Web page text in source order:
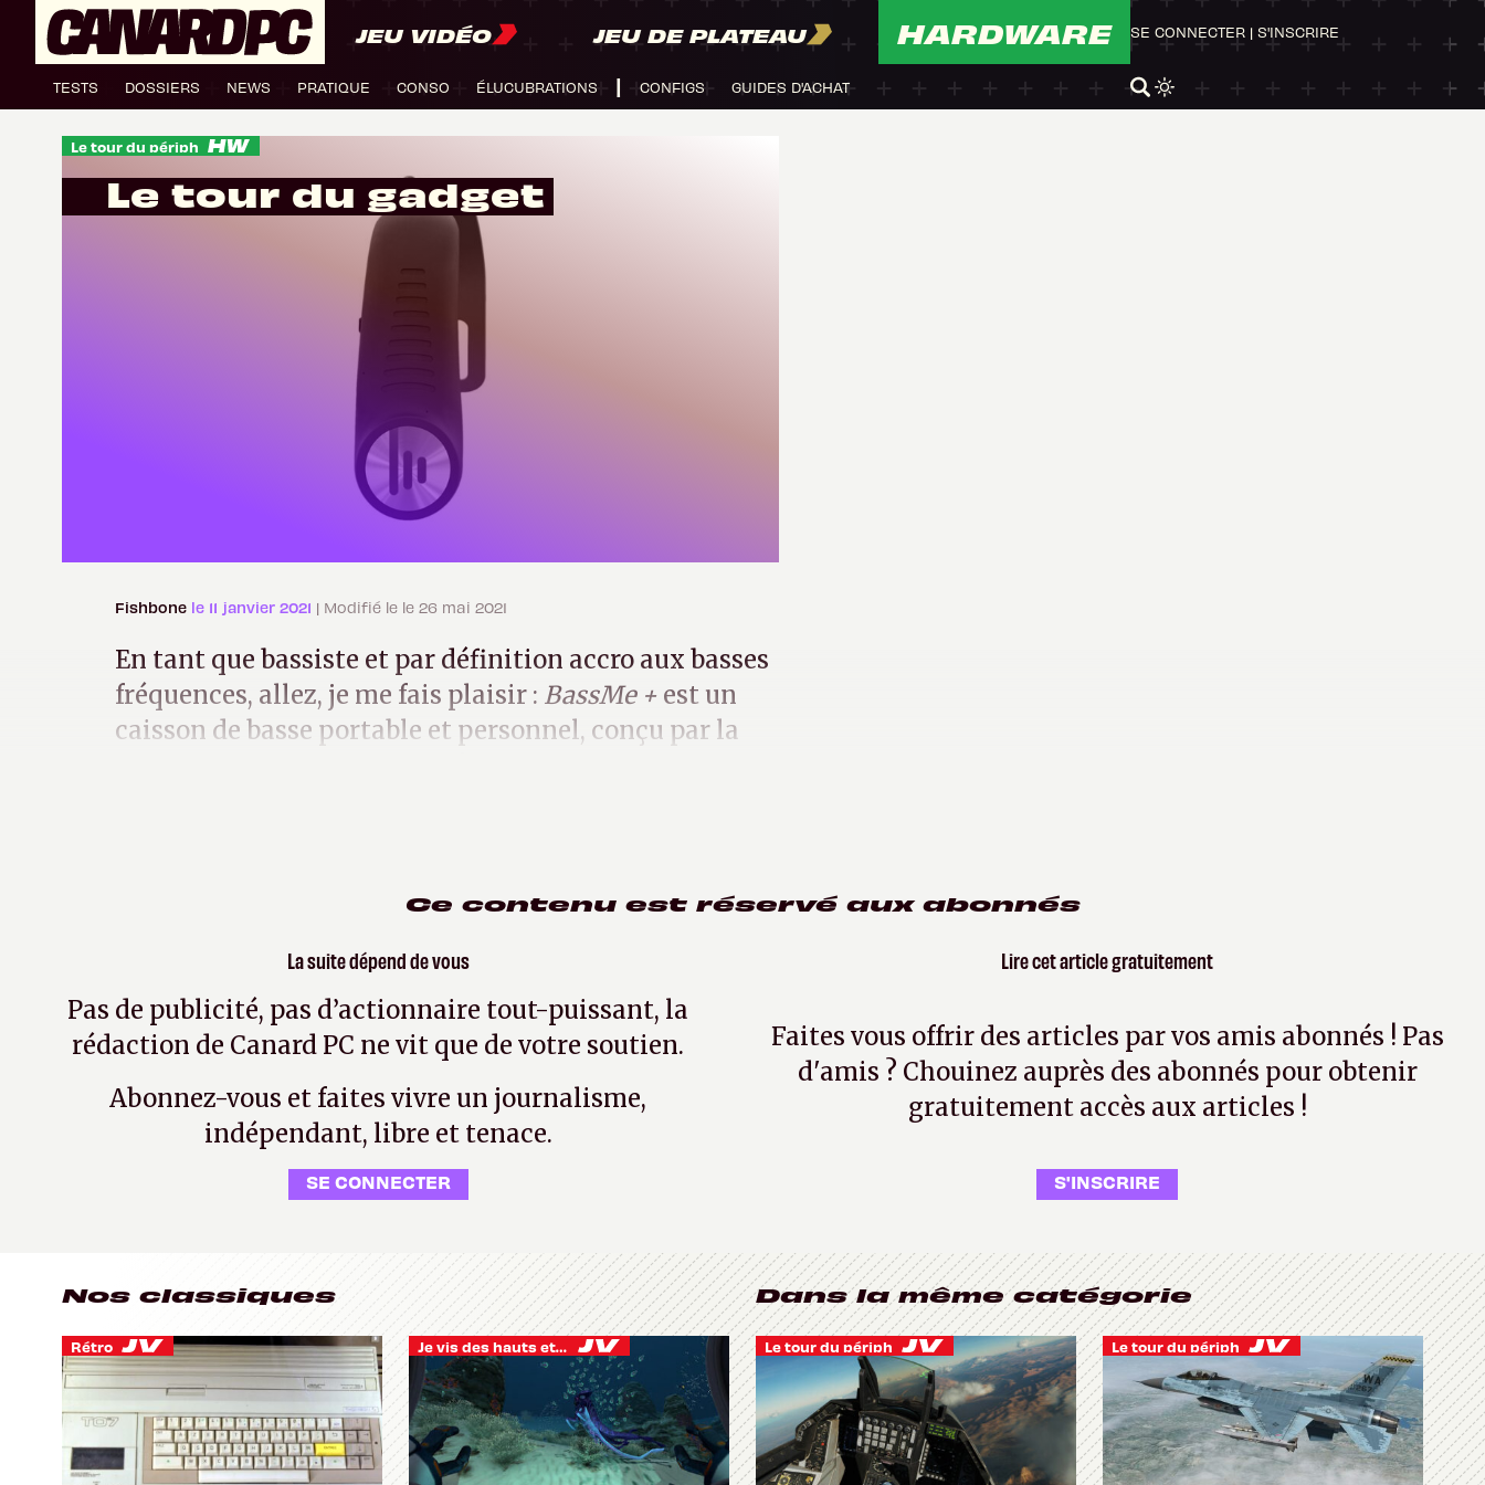
JEU VIDÉO JEU DE PLATEAU HARDWARE
TESTS DOSSIERS NEWS PRATIQUE CONSO ÉLUCUBRATIONS CONFIGS GUIDES D'ACHAT
SE CONNECTER | S'INSCRIRE
Le tour du périph
Le tour du gadget
Fishbone le 11 janvier 2021 | Modifié le le 26 mai 2021
En tant que bassiste et par définition accro aux basses
fréquences, allez, je me fais plaisir : BassMe + est un
caisson de basse portable et personnel, conçu par la
Ce contenu est réservé aux abonnés
La suite dépend de vous
Pas de publicité, pas d’actionnaire tout-puissant, la
rédaction de Canard PC ne vit que de votre soutien.
Abonnez-vous et faites vivre un journalisme,
indépendant, libre et tenace.
SE CONNECTER
Lire cet article gratuitement
Faites vous offrir des articles par vos amis abonnés ! Pas
d'amis ? Chouinez auprès des abonnés pour obtenir
gratuitement accès aux articles !
S'INSCRIRE
Nos classiques
Rétro Je vis des hauts et des bas
Dans la même catégorie
Le tour du périph Le tour du périph